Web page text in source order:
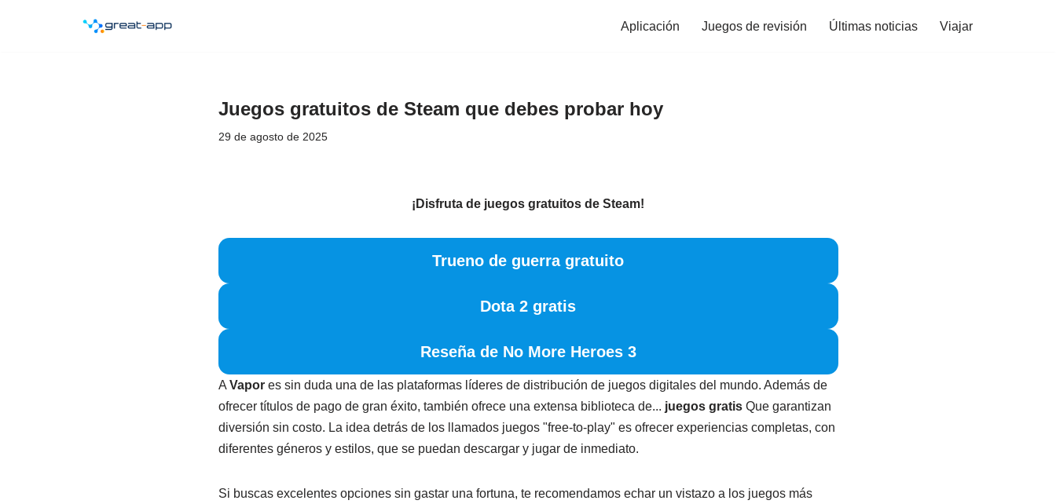
Aplicación Juegos de revisión Últimas noticias Viajar
Juegos gratuitos de Steam que debes probar hoy
29 de agosto de 2025
¡Disfruta de juegos gratuitos de Steam!
Trueno de guerra gratuito
Dota 2 gratis
Reseña de No More Heroes 3
A Vapor es sin duda una de las plataformas líderes de distribución de juegos digitales del mundo. Además de
ofrecer títulos de pago de gran éxito, también ofrece una extensa biblioteca de... juegos gratisQue garantizan
diversión sin costo. La idea detrás de los llamados juegos "free-to-play" es ofrecer experiencias completas, con
diferentes géneros y estilos, que se puedan descargar y jugar de inmediato.
Si buscas excelentes opciones sin gastar una fortuna, te recomendamos echar un vistazo a los juegos más